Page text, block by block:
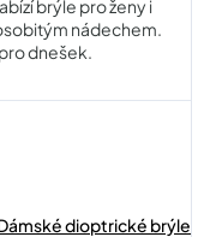
brýle pro ženy i
nádechem.
dnešek.
dioptrické brýle